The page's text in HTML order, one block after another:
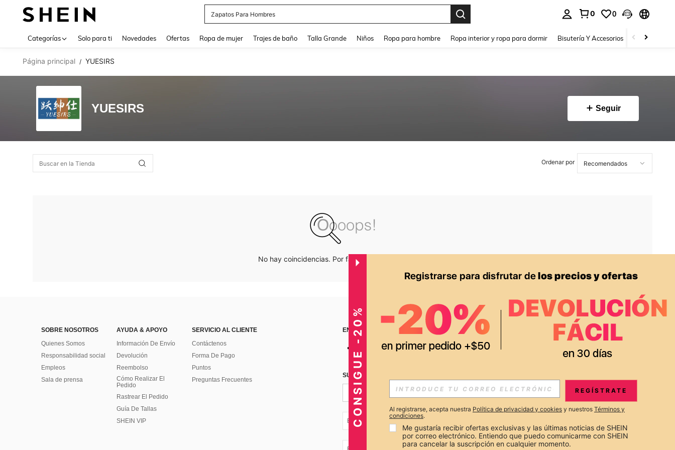
Zapatos Para Hombres
0 0
Categorías Solo para ti Novedades Ofertas Ropa de mujer Trajes de baño Talla Grande Niños Ropa para hombre Ropa interior y ropa para dormir Bisutería Y Accesorios Zapatos
Página principal / YUESIRS
YUESIRS Seguir
Ordenar por
No hay coincidencias. Por favor inténtalo de nuevo.
SOBRE NOSOTROS
Quienes Somos
Responsabilidad social
Empleos
Sala de prensa
AYUDA & APOYO
Información De Envío
Devolución
Reembolso
Cómo Realizar El
Pedido
Rastrear El Pedido
Guía De Tallas
SHEIN VIP
SERVICIO AL CLIENTE
Contáctenos
Forma De Pago
Puntos
Preguntas Frecuentes
ENCUÉNTRANOS EN APP
SUSCRÍBETE PARA RECIBIR OFERTAS EXCLUSIVAS, PROMOCIONES Y NOTICIAS DE SHEIN
Suscribir
EC + 593
CONSIGUE -20% REGÍSTRATE
Al registrarse, acepta nuestra Política de privacidad y cookies y nuestros Términos y
condiciones.
Me gustaría recibir ofertas exclusivas y las últimas noticias de SHEIN
por correo electrónico. Entiendo que puedo comunicarme con SHEIN
para cancelar la suscripción en cualquier momento.